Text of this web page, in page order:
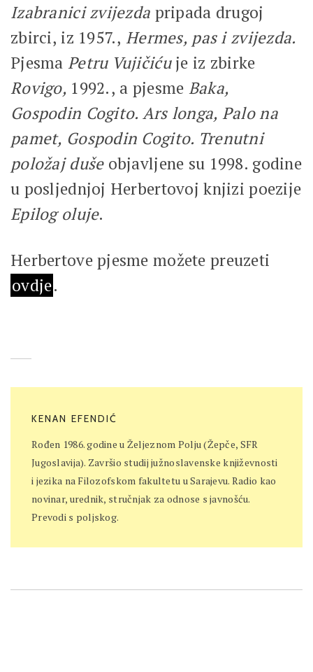
Izabranici zvijezda pripada drugoj
zbirci, iz 1957.,Hermes, pas i zvijezda.
Pjesma Petru Vujičićuje iz zbirke
Rovigo, 1992., a pjesme Baka,
Gospodin Cogito. Ars longa, Palo na
pamet, Gospodin Cogito. Trenutni
položaj dušeobjavljene su 1998. godine
u posljednjoj Herbertovoj knjizi poezije
Epilog oluje.
Herbertove pjesme možete preuzeti
ovdje.
KENAN EFENDIĆ
Rođen 1986. godine u Željeznom Polju (Žepče, SFR
Jugoslavija). Završio studij južnoslavenske književnosti
i jezika na Filozofskom fakultetu u Sarajevu. Radio kao
novinar, urednik, stručnjak za odnose s javnošću.
Prevodi s poljskog.